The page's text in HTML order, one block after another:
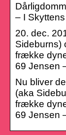
– I
20. dec.
Sideburns)
frække
69 Jensen
Nu bliver
(aka
frække
69 Jensen